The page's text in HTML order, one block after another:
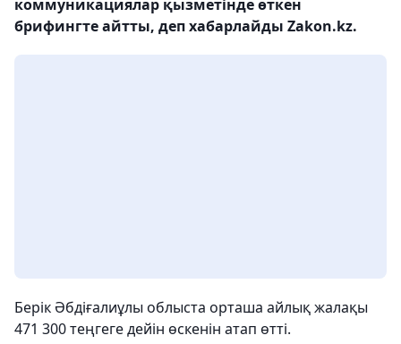
коммуникациялар қызметінде өткен
брифингте айтты, деп хабарлайды Zakon.kz.
Берік Әбдіғалиұлы облыста орташа айлық жалақы
471 300 теңгеге дейін өскенін атап өтті.